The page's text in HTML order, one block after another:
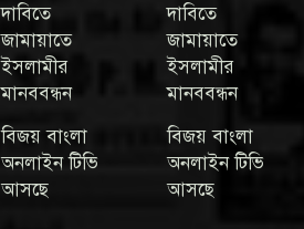
দাবিতে
জামায়াতে
ইসলামীর
মানববন্ধন
বিজয় বাংলা
অনলাইন টিভি
আসছে
দাবিতে
জামায়াতে
ইসলামীর
মানববন্ধন
বিজয় বাংলা
অনলাইন টিভি
আসছে